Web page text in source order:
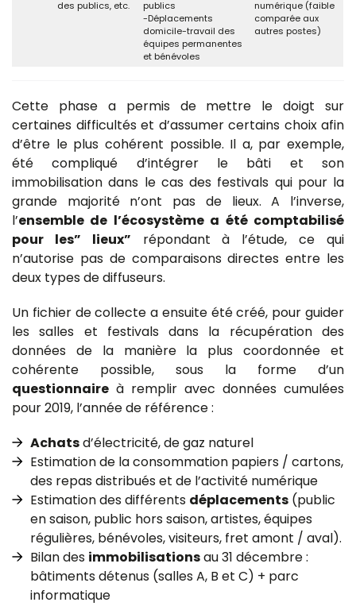
des publics, etc.
publics
-Déplacements
domicile-travail des
équipes permanentes
et bénévoles
numérique (faible
comparée aux
autres postes)
Cette phase a permis de mettre le doigt sur
certaines difficultés et d’assumer certains choix afin
d’être le plus cohérent possible. Il a, par exemple,
été compliqué d’intégrer le bâti et son
immobilisation dans le cas des festivals qui pour la
grande majorité n’ont pas de lieux. A l’inverse,
l’ensemble de l’écosystème a été comptabilisé
pour les” lieux” répondant à l’étude, ce qui
n’autorise pas de comparaisons directes entre les
deux types de diffuseurs.
Un fichier de collecte a ensuite été créé, pour guider
les salles et festivals dans la récupération des
données de la manière la plus coordonnée et
cohérente possible, sous la forme d’un
questionnaire à remplir avec données cumulées
pour 2019, l’année de référence :
Achatsd’électricité, de gaz naturel
Estimation de la consommation papiers / cartons,
des repas distribués et de l’activité numérique
Estimation des différents déplacements (public
en saison, public hors saison, artistes, équipes
régulières, bénévoles, visiteurs, fret amont / aval).
Bilan des immobilisationsau 31 décembre :
bâtiments détenus (salles A, B et C) + parc
informatique